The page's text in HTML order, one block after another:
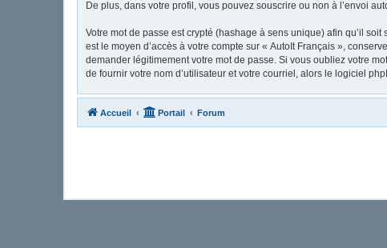
De plus, dans votre profil, vous pouvez souscrire ou non à l’envoi
Votre mot de passe est crypté (hashage à sens unique) afin qu’il
est le moyen d’accès à votre compte sur « AutoIt Français »,
demander légitimement votre mot de passe. Si vous oubliez votre
de fournir votre nom d’utilisateur et votre courriel, alors le logiciel
Accueil Portail Forum